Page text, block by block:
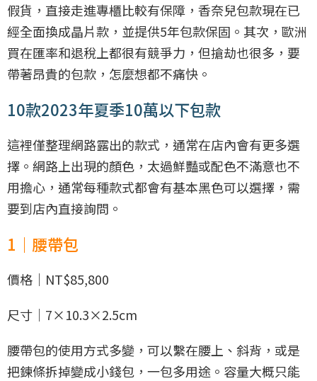
假貨，直接走進專櫃比較有保障，香奈兒包款現在已
經全面換成晶片款，並提供5年包款保固。其次，歐洲
買在匯率和退稅上都很有競爭力，但搶劫也很多，要
帶著昂貴的包款，怎麼想都不痛快。
10款2023年夏季10萬以下包款
這裡僅整理網路露出的款式，通常在店內會有更多選
擇。網路上出現的顏色，太過鮮豔或配色不滿意也不
用擔心，通常每種款式都會有基本黑色可以選擇，需
要到店內直接詢問。
1｜腰帶包
價格｜NT$85,800
尺寸｜7×10.3×2.5cm
腰帶包的使用方式多變，可以繫在腰上、斜背，或是
把鍊條拆掉變成小錢包，一包多用途。容量大概只能